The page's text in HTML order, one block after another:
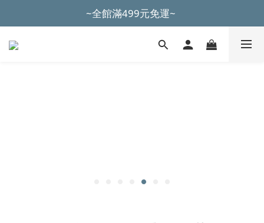
~全館滿499元免運~
~全館滿499元免運~
加入會員購物滿500元，立即折扣100元